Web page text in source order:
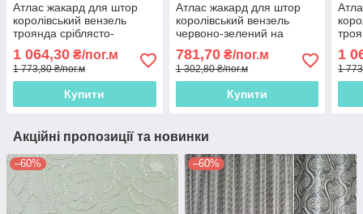
Атлас жакард для штор
королівський вензель
троянда сріблясто-
золотистий на фрезовому
тлі, ш.280
1 064,30 ₴/пог.м
1 773,80 ₴/пог.м
Купити
Атлас жакард для штор
королівський вензель
червоно-зелений на
пісочно-золотистому тлі,
ш.280
781,70₴/пог.м
1 302,80 ₴/пог.м
Купити
1
1
Акційні пропозиції та новинки
–60% –60%